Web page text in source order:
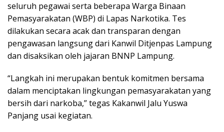
seluruh pegawai serta beberapa Warga Binaan
Pemasyarakatan (WBP) di Lapas Narkotika. Tes
dilakukan secara acak dan transparan dengan
pengawasan langsung dari Kanwil Ditjenpas Lampung
dan disaksikan oleh jajaran BNNP Lampung.
“Langkah ini merupakan bentuk komitmen bersama
dalam menciptakan lingkungan pemasyarakatan yang
bersih dari narkoba,” tegas Kakanwil Jalu Yuswa
Panjang usai kegiatan.